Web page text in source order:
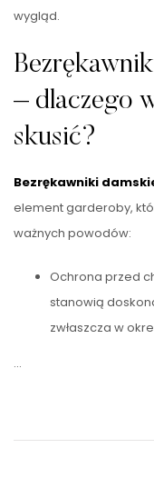
wygląd.
– dlaczego
skusić?
Bezrękawniki
element garderoby,
ważnych powodów:
Ochrona przed
stanowią
zwłaszcza w
…